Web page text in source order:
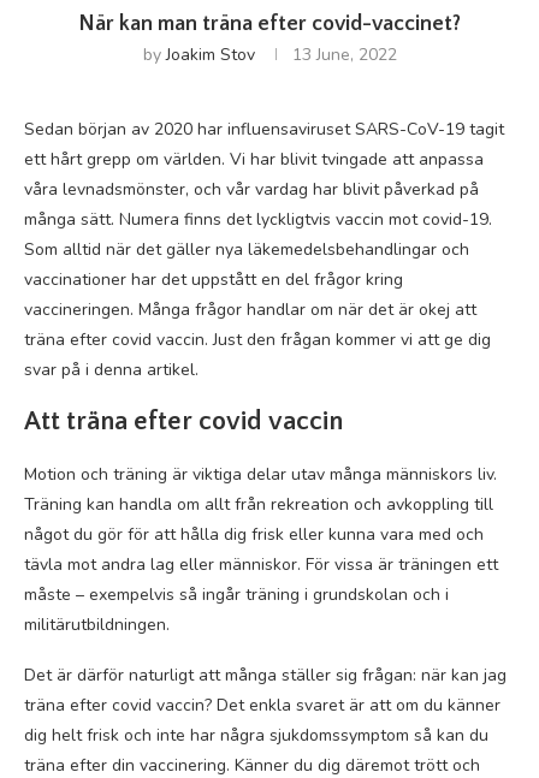
När kan man träna efter covid-vaccinet?
byJoakim Stov 13 June, 2022
Sedan början av 2020 har influensaviruset SARS-CoV-19 tagit
ett hårt grepp om världen. Vi har blivit tvingade att anpassa
våra levnadsmönster, och vår vardag har blivit påverkad på
många sätt. Numera finns det lyckligtvis vaccin mot covid-19.
Som alltid när det gäller nya läkemedelsbehandlingar och
vaccinationer har det uppstått en del frågor kring
vaccineringen. Många frågor handlar om när det är okej att
träna efter covid vaccin. Just den frågan kommer vi att ge dig
svar på i denna artikel.
Att träna efter covid vaccin
Motion och träning är viktiga delar utav många människors liv.
Träning kan handla om allt från rekreation och avkoppling till
något du gör för att hålla dig frisk eller kunna vara med och
tävla mot andra lag eller människor. För vissa är träningen ett
måste – exempelvis så ingår träning i grundskolan och i
militärutbildningen.
Det är därför naturligt att många ställer sig frågan: när kan jag
träna efter covid vaccin? Det enkla svaret är att om du känner
dig helt frisk och inte har några sjukdomssymptom så kan du
träna efter din vaccinering. Känner du dig däremot trött och